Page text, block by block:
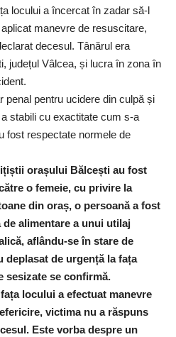
locului a încercat în zadar să-l
manevre de resuscitare,
decesul. Tânărul era
județul Vâlcea, și lucra în zona în
penal pentru ucidere din culpă și
stabili cu exactitate cum s-a
fost respectate normele de
orașului Bălcești au fost
o femeie, cu privire la
din oraș, o persoană a fost
alimentare a unui utilaj
aflându-se în stare de
de urgență la fața
sesizate se confirmă.
locului a efectuat manevre
victima nu a răspuns
Este vorba despre un